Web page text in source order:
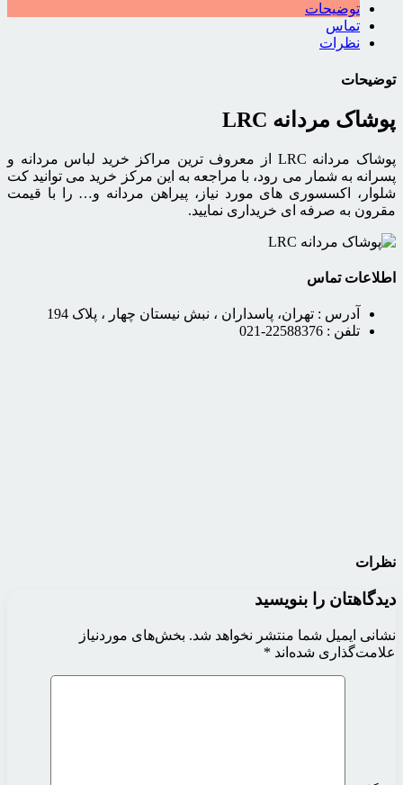
توضیحات
تماس
نظرات
توضیحات
پوشاک مردانه LRC
پوشاک مردانه LRC از معروف ترین مراکز خرید لباس مردانه و
پسرانه به شمار می رود، با مراجعه به این مرکز خرید می توانید کت
شلوار، اکسسوری های مورد نیاز، پیراهن مردانه و… را با قیمت
مقرون به صرفه ای خریداری نمایید.
اطلاعات تماس
آدرس : تهران، پاسداران ، نبش نیستان چهار ، پلاک 194
تلفن : 22588376-021
نظرات
دیدگاهتان را بنویسید
نشانی ایمیل شما منتشر نخواهد شد. بخش‌های موردنیاز
علامت‌گذاری شده‌اند *